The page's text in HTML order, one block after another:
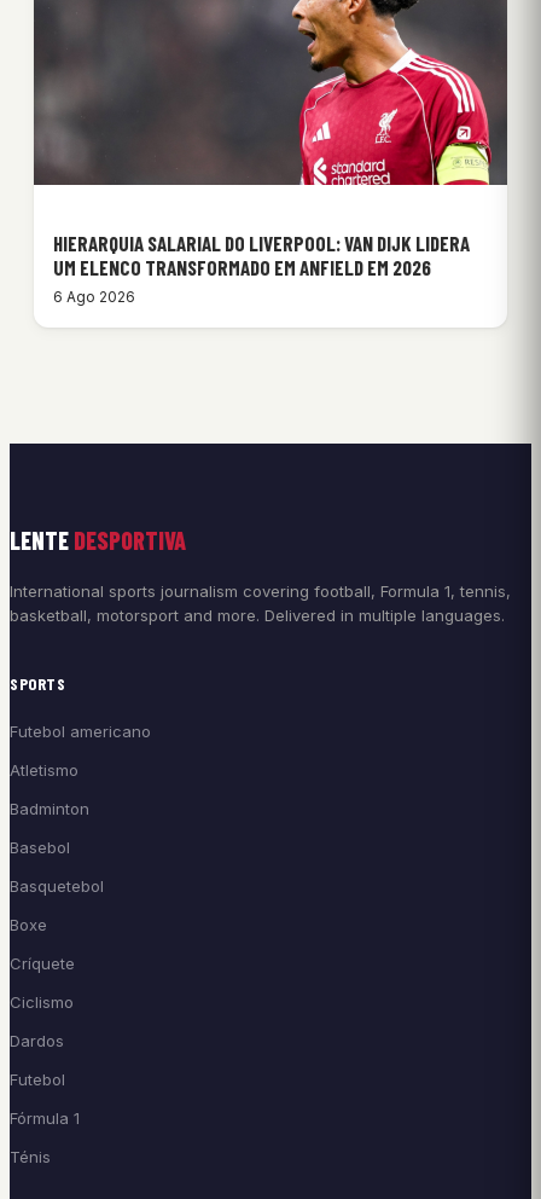
HIERARQUIA SALARIAL DO LIVERPOOL: VAN DIJK LIDERA
UM ELENCO TRANSFORMADO EM ANFIELD EM 2026
6 Ago 2026
LENTE DESPORTIVA
International sports journalism covering football, Formula 1, tennis,
basketball, motorsport and more. Delivered in multiple languages.
SPORTS
Futebol americano
Atletismo
Badminton
Basebol
Basquetebol
Boxe
Críquete
Ciclismo
Dardos
Futebol
Fórmula 1
Ténis